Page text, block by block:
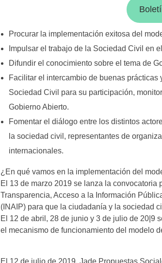
Procurar la implementación exitosa del
Impulsar el trabajo de la Sociedad Civil en
Difundir el conocimiento sobre el tema de
Facilitar el intercambio de buenas
Sociedad Civil para su participación,
Gobierno Abierto.
Fomentar el diálogo entre los distintos
la sociedad civil, representantes de
internacionales.
¿En qué vamos en la implementación del
El 13 de marzo 2019 se lanza la convocatoria
Transparencia, Acceso a la Información
(INAIP) para que la ciudadanía y la sociedad
El 12 de abril, 28 de junio y 3 de julio de 20|9
el mecanismo de funcionamiento del modelo
El 12 de julio de 2019, Jade Propuestas